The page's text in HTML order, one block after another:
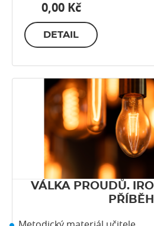
0,00 Kč
DETAIL
VÁLKA PROUDŮ.